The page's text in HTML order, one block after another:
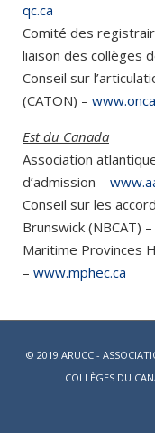
qc.ca
Comité des
liaison des collèges
Conseil sur
(CATON) –
Est du Canada
Association
d’admission –
Conseil sur les
Brunswick (NBCAT) –
Maritime Provinces
– www.mphec.ca
© 2019 ARUCC -
COLLÈGES DU